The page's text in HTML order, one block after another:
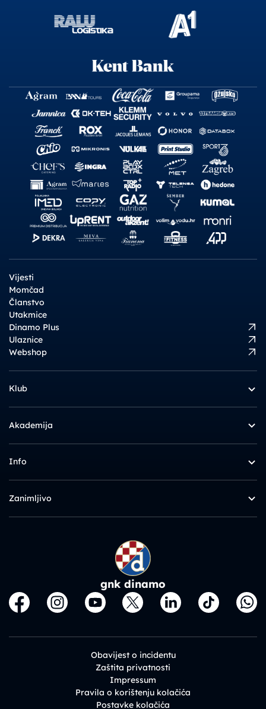
Vijesti
Momčad
Članstvo
Utakmice
Dinamo Plus
Ulaznice
Webshop
Klub
Akademija
Info
Zanimljivo
gnk dinamo
Obavijest o incidentu
Zaštita privatnosti
Impressum
Pravila o korištenju kolačića
Postavke kolačića